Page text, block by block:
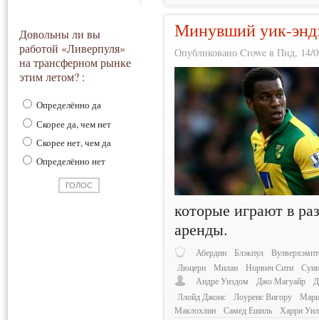
Довольны ли вы
работой «Ливерпуля»
на трансферном рынке
этим летом? :
Определённо да
Скорее да, чем нет
Скорее нет, чем да
Определённо нет
Минувший уик-
Опубликовано Crowe в Пнд, 14/
которые играют в
аренды.
Абердин Блэкпул
Люцерн
Милан Норвич Сити
Андре Уиздом
Джо Магуайр
Ллойд Джонс
Лоуренс Вигору
Маклохлин
Самед Ешиль Харри